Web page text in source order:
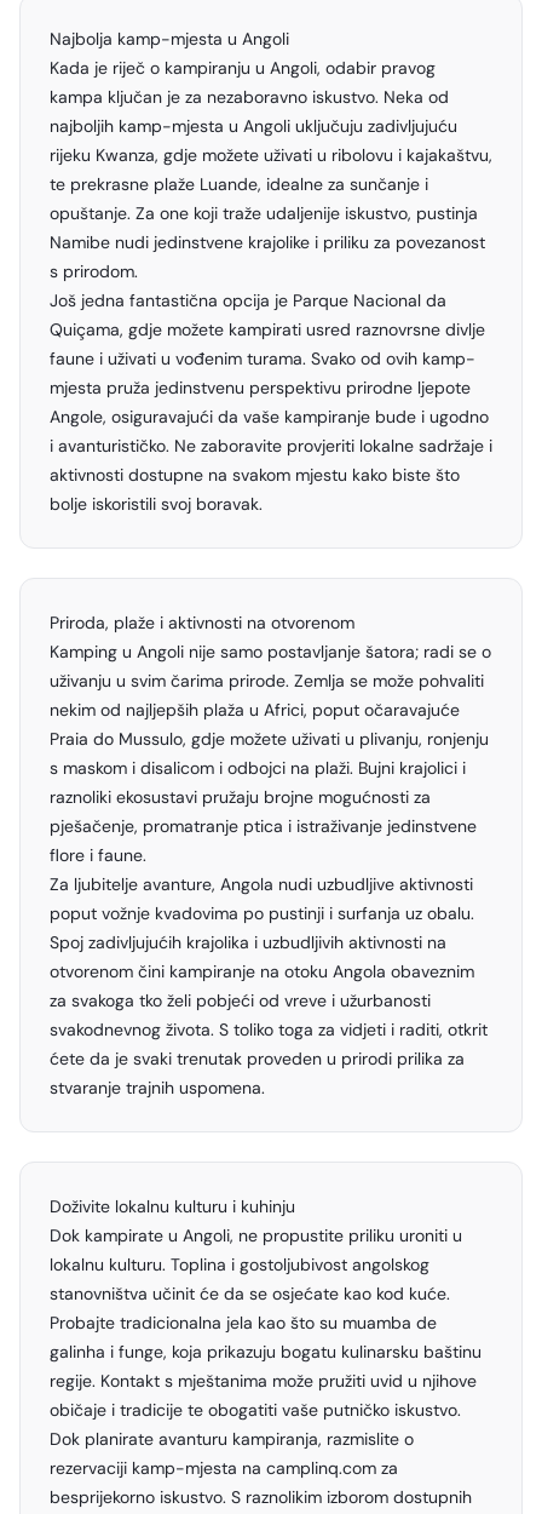
Najbolja kamp-mjesta u Angoli
Kada je riječ o kampiranju u Angoli, odabir pravog
kampa ključan je za nezaboravno iskustvo. Neka od
najboljih kamp-mjesta u Angoli uključuju zadivljujuću
rijeku Kwanza, gdje možete uživati u ribolovu i kajakaštvu,
te prekrasne plaže Luande, idealne za sunčanje i
opuštanje. Za one koji traže udaljenije iskustvo, pustinja
Namibe nudi jedinstvene krajolike i priliku za povezanost
s prirodom.
Još jedna fantastična opcija je Parque Nacional da
Quiçama, gdje možete kampirati usred raznovrsne divlje
faune i uživati u vođenim turama. Svako od ovih kamp-
mjesta pruža jedinstvenu perspektivu prirodne ljepote
Angole, osiguravajući da vaše kampiranje bude i ugodno
i avanturističko. Ne zaboravite provjeriti lokalne sadržaje i
aktivnosti dostupne na svakom mjestu kako biste što
bolje iskoristili svoj boravak.
Priroda, plaže i aktivnosti na otvorenom
Kamping u Angoli nije samo postavljanje šatora; radi se o
uživanju u svim čarima prirode. Zemlja se može pohvaliti
nekim od najljepših plaža u Africi, poput očaravajuće
Praia do Mussulo, gdje možete uživati u plivanju, ronjenju
s maskom i disalicom i odbojci na plaži. Bujni krajolici i
raznoliki ekosustavi pružaju brojne mogućnosti za
pješačenje, promatranje ptica i istraživanje jedinstvene
flore i faune.
Za ljubitelje avanture, Angola nudi uzbudljive aktivnosti
poput vožnje kvadovima po pustinji i surfanja uz obalu.
Spoj zadivljujućih krajolika i uzbudljivih aktivnosti na
otvorenom čini kampiranje na otoku Angola obaveznim
za svakoga tko želi pobjeći od vreve i užurbanosti
svakodnevnog života. S toliko toga za vidjeti i raditi, otkrit
ćete da je svaki trenutak proveden u prirodi prilika za
stvaranje trajnih uspomena.
Doživite lokalnu kulturu i kuhinju
Dok kampirate u Angoli, ne propustite priliku uroniti u
lokalnu kulturu. Toplina i gostoljubivost angolskog
stanovništva učinit će da se osjećate kao kod kuće.
Probajte tradicionalna jela kao što su muamba de
galinha i funge, koja prikazuju bogatu kulinarsku baštinu
regije. Kontakt s mještanima može pružiti uvid u njihove
običaje i tradicije te obogatiti vaše putničko iskustvo.
Dok planirate avanturu kampiranja, razmislite o
rezervaciji kamp-mjesta na camplinq.com za
besprijekorno iskustvo. S raznolikim izborom dostupnih